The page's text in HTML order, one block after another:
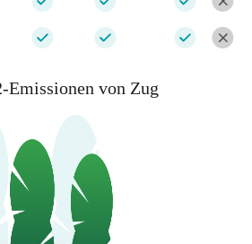
Emissionen von Zug